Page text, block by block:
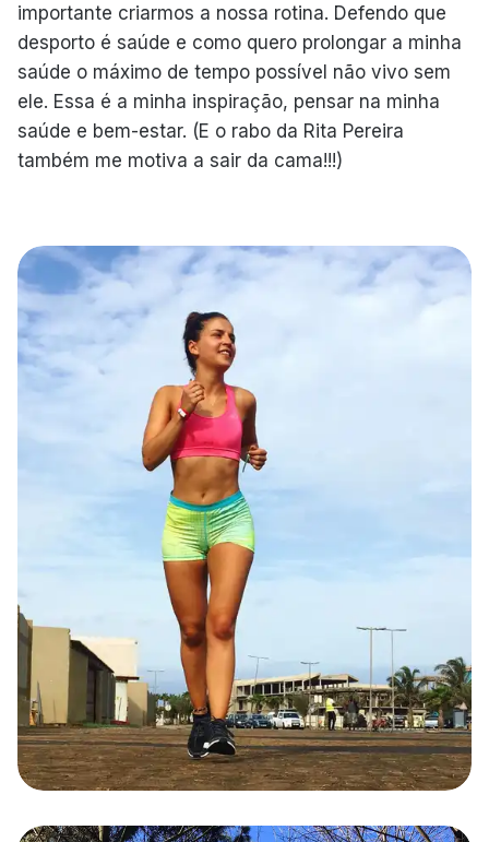
importante criarmos a nossa rotina. Defendo que
desporto é saúde e como quero prolongar a minha
saúde o máximo de tempo possível não vivo sem
ele. Essa é a minha inspiração, pensar na minha
saúde e bem-estar. (E o rabo da Rita Pereira
também me motiva a sair da cama!!!)